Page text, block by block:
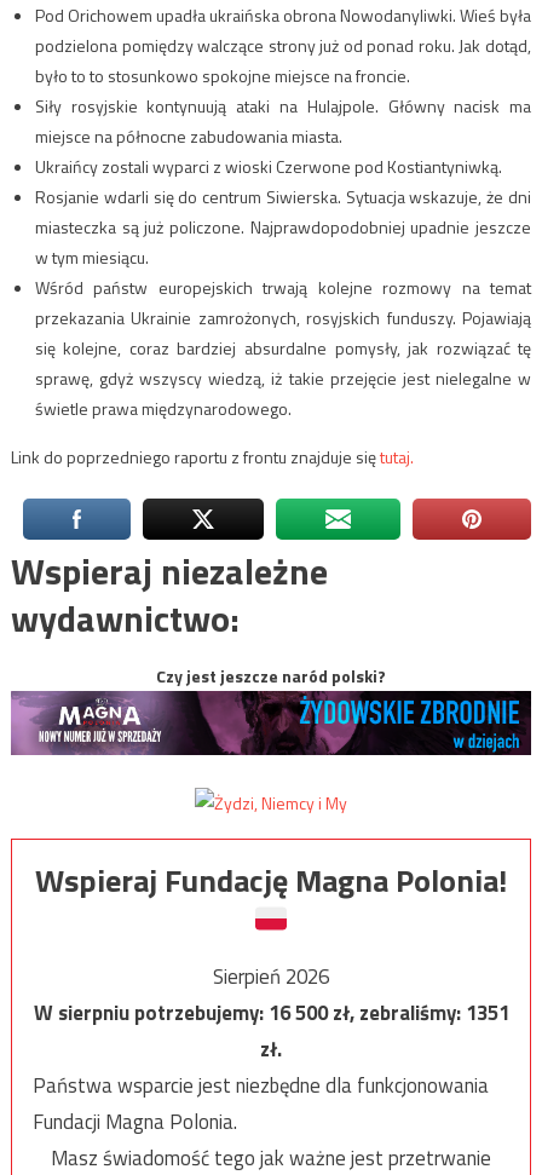
Pod Orichowem upadła ukraińska obrona Nowodanyliwki. Wieś była
podzielona pomiędzy walczące strony już od ponad roku. Jak dotąd,
było to to stosunkowo spokojne miejsce na froncie.
Siły rosyjskie kontynuują ataki na Hulajpole. Główny nacisk ma
miejsce na północne zabudowania miasta.
Ukraińcy zostali wyparci z wioski Czerwone pod Kostiantyniwką.
Rosjanie wdarli się do centrum Siwierska. Sytuacja wskazuje, że dni
miasteczka są już policzone. Najprawdopodobniej upadnie jeszcze
w tym miesiącu.
Wśród państw europejskich trwają kolejne rozmowy na temat
przekazania Ukrainie zamrożonych, rosyjskich funduszy. Pojawiają
się kolejne, coraz bardziej absurdalne pomysły, jak rozwiązać tę
sprawę, gdyż wszyscy wiedzą, iż takie przejęcie jest nielegalne w
świetle prawa międzynarodowego.
Link do poprzedniego raportu z frontu znajduje siętutaj.
Wspieraj niezależne
wydawnictwo:
Czy jest jeszcze naród polski?
Wspieraj Fundację Magna Polonia!
Sierpień 2026
W sierpniu potrzebujemy:16 500zł, zebraliśmy:1351
zł.
Państwa wsparcie jest niezbędne dla funkcjonowania
Fundacji Magna Polonia.
Masz świadomość tego jak ważne jest przetrwanie